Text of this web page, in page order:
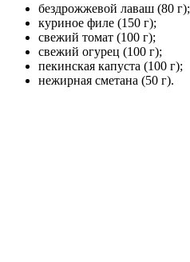
бездрожжевой лаваш (80 г);
куриное филе (150 г);
свежий томат (100 г);
свежий огурец (100 г);
пекинская капуста (100 г);
нежирная сметана (50 г).